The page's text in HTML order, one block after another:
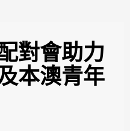
對會助力
本澳青年